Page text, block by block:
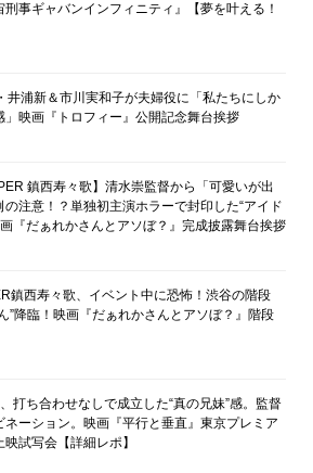
刑事ギャバンインフィニティ』【夢を叶える！
井浦新＆市川実和子が夫婦役に「私たちにしか
」映画『トロフィー』公開記念舞台挨拶
鎮西寿々歌】清水崇監督から「可愛いが出
の注意！？単独初主演ホラーで封印した“アイド
『だぁれかさんとアソぼ？』完成披露舞台挨拶
鎮西寿々歌、イベント中に恐怖！渋谷の階段
”降臨！映画『だぁれかさんとアソぼ？』階段
打ち合わせなしで成立した“真の兄妹”感。監督
ネーション。映画『平行と垂直』東京プレミア
試写会【詳細レポ】